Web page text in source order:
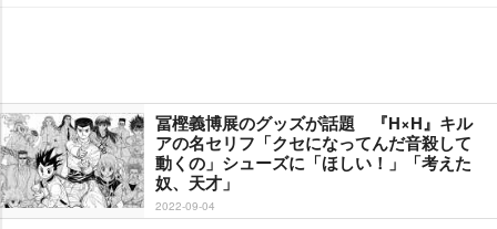
冨樫義博展のグッズが話題 『H×H』キル
アの名セリフ「クセになってんだ音殺して
動くの」シューズに「ほしい！」「考えた
奴、天才」
2022-09-04